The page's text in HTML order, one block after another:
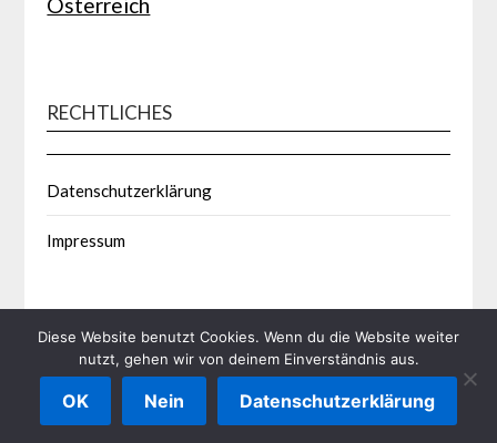
RECHTLICHES
Datenschutzerklärung
Impressum
©2026 Bahnsozialstudie.de| Built using WordPress and
Diese Website benutzt Cookies. Wenn du die Website weiter
nutzt, gehen wir von deinem Einverständnis aus.
OK Nein Datenschutzerklärung